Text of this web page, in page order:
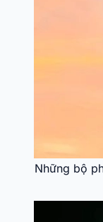
Những bộ